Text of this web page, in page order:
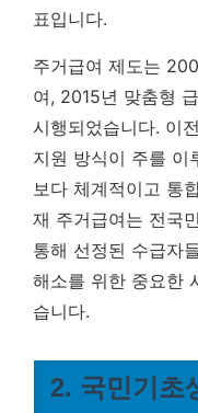
표입니다.
주거급여 제도는
여, 2015년 맞춤형
시행되었습니다. 이
지원 방식이 주를 이
보다 체계적이고 통
재 주거급여는 전국
통해 선정된 수급자
해소를 위한 중요한
습니다.
2. 국민기초